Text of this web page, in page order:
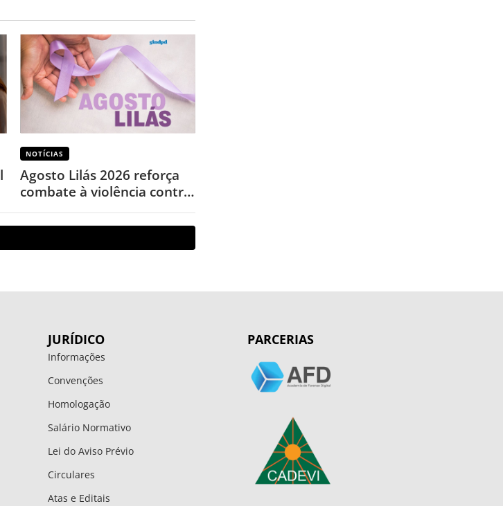
NOTÍCIAS
Agosto Lilás 2026 reforça
combate à violência contra
a mulher nos 20 anos da
Lei Maria da Penha
JURÍDICO
Informações
Convenções
Homologação
Salário Normativo
Lei do Aviso Prévio
Circulares
Atas e Editais
PARCERIAS